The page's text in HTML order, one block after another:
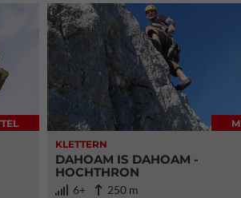
KLETTERN
DAHOAM IS DAHOAM -
HOCHTHRON
6+ 250 m